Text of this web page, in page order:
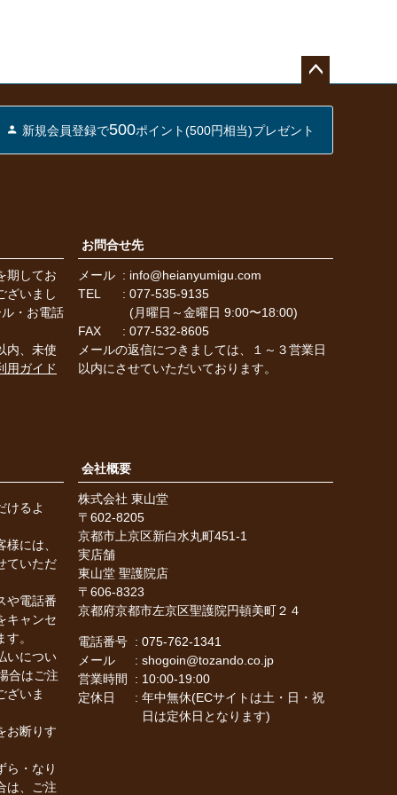
ップ
新規会員登録で500ポイント(500円相当)プレゼント
期してお
ざいまし
・お電話
内、未使
用ガイド
お問合せ先
メール
info@heianyumigu.com
TEL
077-535-9135
(月曜日～金曜日 9:00〜18:00)
FAX
077-532-8605
メールの返信につきましては、１～３営業日
以内にさせていただいております。
けるよ
には、
ていただ
や電話番
キャンセ
。
いについ
合はご注
ざいま
お断りす
ら・なり
は、ご注
会社概要
株式会社 東山堂
602-8205
京都市上京区新白水丸町451-1
実店舗
東山堂 聖護院店
606-8323
京都府京都市左京区聖護院円頓美町２４
電話番号
075-762-1341
メール
shogoin@tozando.co.jp
営業時間
10:00-19:00
定休日
年中無休(ECサイトは土・日・祝
日は定休日となります)